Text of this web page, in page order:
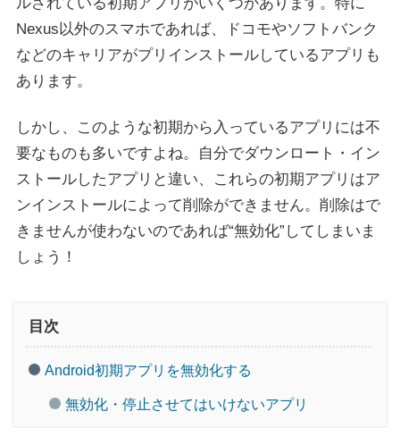
Nexus以外のスマホであれば、ドコモやソフトバンク
などのキャリアがプリインストールしているアプリも
あります。
しかし、このような初期から入っているアプリには不
要なものも多いですよね。自分でダウンロート・イン
ストールしたアプリと違い、これらの初期アプリはア
ンインストールによって削除ができません。削除はで
きませんが使わないのであれば“無効化”してしまいま
しょう！
目次
Android初期アプリを無効化する
無効化・停止させてはいけないアプリ